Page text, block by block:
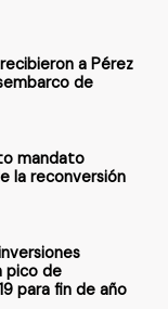
a Pérez
de
mandato
la reconversión
pico de
para fin de año